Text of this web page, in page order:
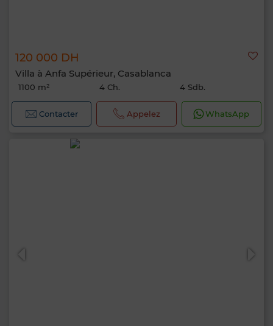
120 000 DH
Villa à Anfa Supérieur, Casablanca
1100 m² 4 Ch. 4 Sdb.
Contacter Appelez WhatsApp